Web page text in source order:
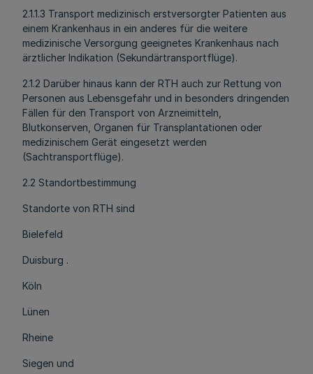
2.1.1.3 Transport medizinisch erstversorgter Patienten aus
einem Krankenhaus in ein anderes für die weitere
medizinische Versorgung geeignetes Krankenhaus nach
ärztlicher Indikation (Sekundärtransportflüge).
2.1.2 Darüber hinaus kann der RTH auch zur Rettung von
Personen aus Lebensgefahr und in besonders dringenden
Fällen für den Transport von Arzneimitteln,
Blutkonserven, Organen für Transplantationen oder
medizinischem Gerät eingesetzt werden
(Sachtransportflüge).
2.2 Standortbestimmung
Standorte von RTH sind
Bielefeld
Duisburg .
Köln
Lünen
Rheine
Siegen und